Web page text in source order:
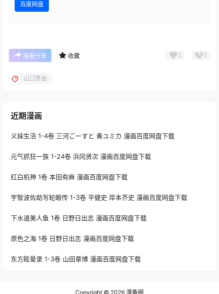
百度网盘
海报分享 收藏 0 0
山口贵由
近期漫画
义妹生活 1-4卷 三河ごーすと 奏ユミカ 漫画百度网盘下载
元气抓狂一族 1-24卷 浜冈贤次 漫画百度网盘下载
红白机神 1卷 本田有麻 漫画百度网盘下载
宇智波佐助写轮眼传 1-3卷 平健史 岸本齐史 漫画百度网盘下载
下水道美人鱼 1卷 日野日出志 漫画百度网盘下载
原色之海 1卷 日野日出志 漫画百度网盘下载
东方眩晕录 1-3卷 山田章博 漫画百度网盘下载
Copyright © 2026 漫备网